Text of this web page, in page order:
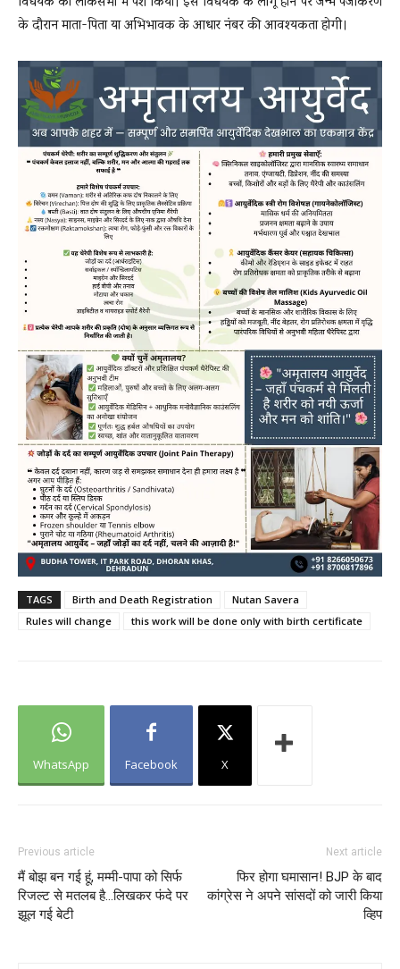
के दौरान माता-पिता या अभिभावक के आधार नंबर की आवश्यकता होगी।
TAGS Birth and Death Registration
Nutan Savera
Rules will change
this work will be done only with birth certificate
WhatsApp Facebook X
Previous article
मैं बोझ बन गई हूं, मम्मी-पापा को सिर्फ
रिजल्ट से मतलब है…लिखकर फंदे पर
झूल गई बेटी
Next article
फिर होगा घमासान! BJP के बाद
कांग्रेस ने अपने सांसदों को जारी किया
व्हिप